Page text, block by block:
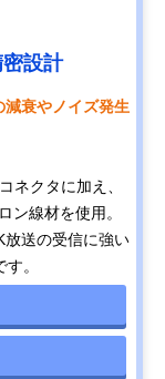
設計
減衰やノイズ発生
ネクタに加え、
ン線材を使用。
放送の受信に強い
。